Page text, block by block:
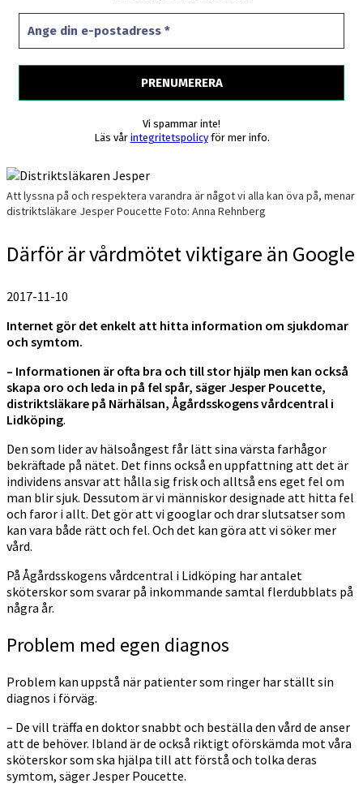
Vi spammar inte!
Läs vår integritetspolicyför mer info.
Att lyssna på och respektera varandra är något vi alla kan öva på, menar
distriktsläkare Jesper Poucette Foto: Anna Rehnberg
Därför är vårdmötet viktigare än Google
2017-11-10
Internet gör det enkelt att hitta information om sjukdomar
och symtom.
– Informationen är ofta bra och till stor hjälp men kan också
skapa oro och leda in på fel spår, säger Jesper Poucette,
distriktsläkare på Närhälsan, Ågårdsskogens vårdcentral i
Lidköping.
Den som lider av hälsoångest får lätt sina värsta farhågor
bekräftade på nätet. Det finns också en uppfattning att det är
individens ansvar att hålla sig frisk och alltså ens eget fel om
man blir sjuk. Dessutom är vi människor designade att hitta fel
och faror i allt. Det gör att vi googlar och drar slutsatser som
kan vara både rätt och fel. Och det kan göra att vi söker mer
vård.
På Ågårdsskogens vårdcentral i Lidköping har antalet
sköterskor som svarar på inkommande samtal flerdubblats på
några år.
Problem med egen diagnos
Problem kan uppstå när patienter som ringer har ställt sin
diagnos i förväg.
– De vill träffa en doktor snabbt och beställa den vård de anser
att de behöver. Ibland är de också riktigt oförskämda mot våra
sköterskor som ska hjälpa till att förstå och tolka deras
symtom, säger Jesper Poucette.